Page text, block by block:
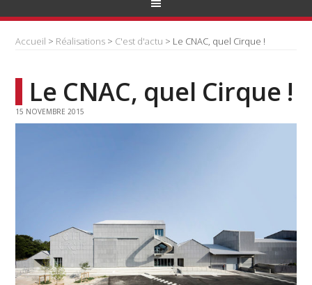
Accueil > Réalisations > C'est d'actu > Le CNAC, quel Cirque !
Le CNAC, quel Cirque !
15 NOVEMBRE 2015